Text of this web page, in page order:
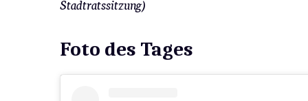
Stadtratssitzung)
Foto des Tages